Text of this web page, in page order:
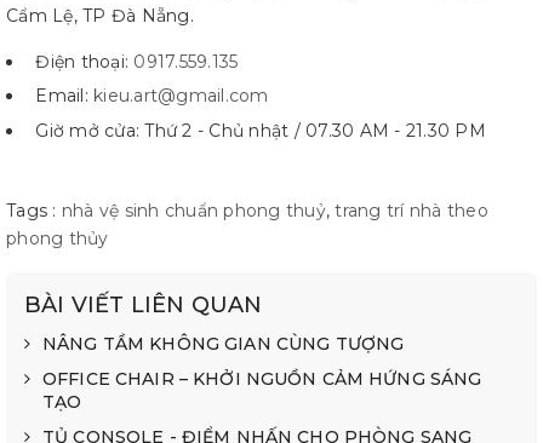
Cẩm Lệ, TP Đà Nẵng.
Điện thoại: 0917.559.135
Email: kieu.art@gmail.com
Giờ mở cửa: Thứ 2 - Chủ nhật / 07.30 AM - 21.30 PM
Tags : nhà vệ sinh chuẩn phong thuỷ,trang trí nhà theo
phong thủy
BÀI VIẾT LIÊN QUAN
NÂNG TẦM KHÔNG GIAN CÙNG TƯỢNG
OFFICE CHAIR – KHỞI NGUỒN CẢM HỨNG SÁNG
TẠO
TỦ CONSOLE - ĐIỂM NHẤN CHO PHÒNG SANG